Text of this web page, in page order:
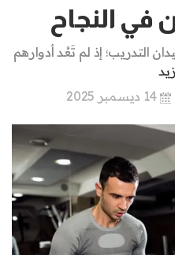
في النجاح
التدريب؛ إذ لم تَعُد أدوارهم
14 ديسمبر 2025